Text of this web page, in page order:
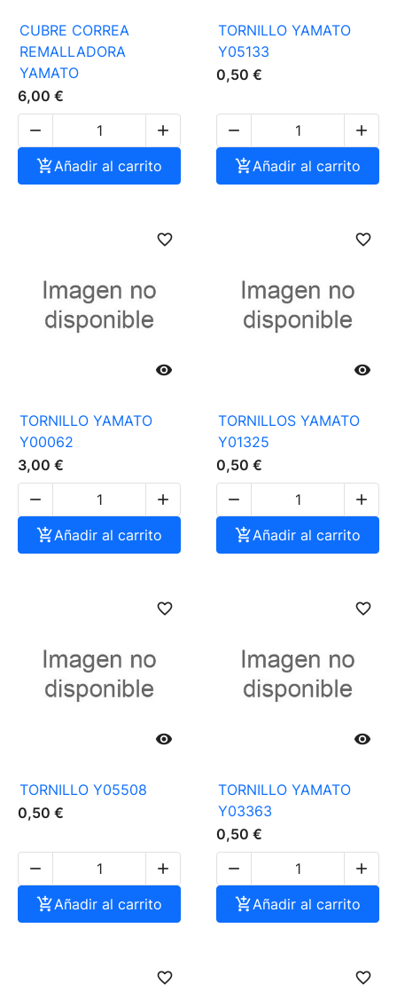
CUBRE CORREA
REMALLADORA
YAMATO
6,00 €


Añadir al carrito
TORNILLO YAMATO
Y05133
0,50 €


Añadir al carrito

favorite_border
TORNILLO YAMATO
Y00062
3,00 €


Añadir al carrito

favorite_border
TORNILLOS YAMATO
Y01325
0,50 €


Añadir al carrito

favorite_border
TORNILLO Y05508
0,50 €


Añadir al carrito

favorite_border
TORNILLO YAMATO
Y03363
0,50 €


Añadir al carrito
favorite_border favorite_border